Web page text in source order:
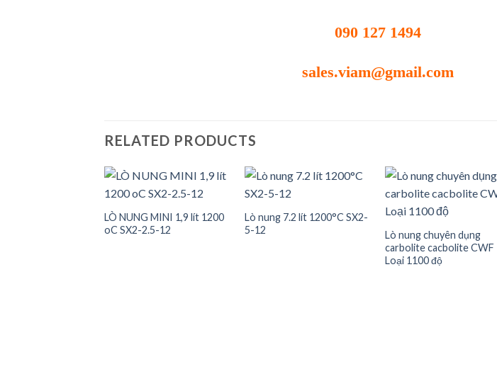
090 127 1494
sales.viam@gmail.com
RELATED PRODUCTS
LÒ NUNG MINI 1,9 lít 1200
oC SX2-2.5-12
Lò nung 7.2 lít 1200°C SX2-
5-12
wishlist
Lò nung chuyên dụng
carbolite cacbolite CWF
Loại 1100 độ